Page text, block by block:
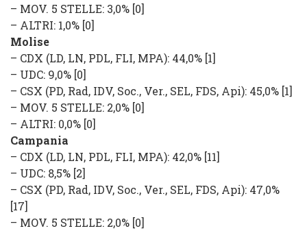
– MOV. 5 STELLE: 3,0% [0]
– ALTRI: 1,0% [0]
Molise
– CDX (LD, LN, PDL, FLI, MPA): 44,0% [1]
– UDC: 9,0% [0]
– CSX (PD, Rad, IDV, Soc., Ver., SEL, FDS, Api): 45,0% [1]
– MOV. 5 STELLE: 2,0% [0]
– ALTRI: 0,0% [0]
Campania
– CDX (LD, LN, PDL, FLI, MPA): 42,0% [11]
– UDC: 8,5% [2]
– CSX (PD, Rad, IDV, Soc., Ver., SEL, FDS, Api): 47,0%
[17]
– MOV. 5 STELLE: 2,0% [0]